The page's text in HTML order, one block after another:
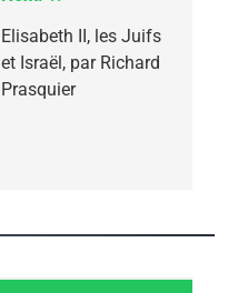
Elisabeth II, les Juifs
et Israël, par Richard
Prasquier